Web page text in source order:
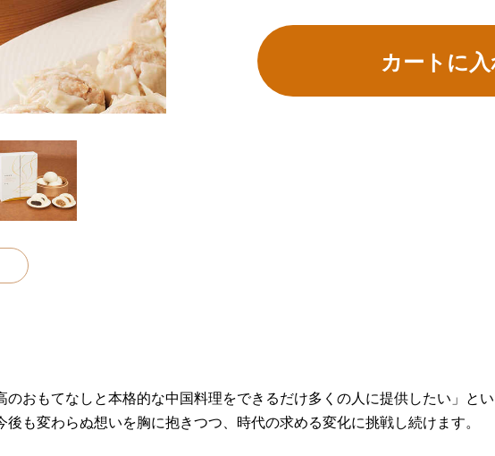
カートに
のおもてなしと本格的な中国料理をできるだけ多くの人に提供したい」と
も変わらぬ想いを胸に抱きつつ、時代の求める変化に挑戦し続けます。